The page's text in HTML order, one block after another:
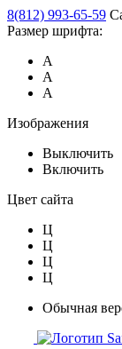
8(812) 993-65-59
Размер шрифта:
А
А
А
Изображения
Выключить
Включить
Цвет сайта
Ц
Ц
Ц
Ц
Обычная